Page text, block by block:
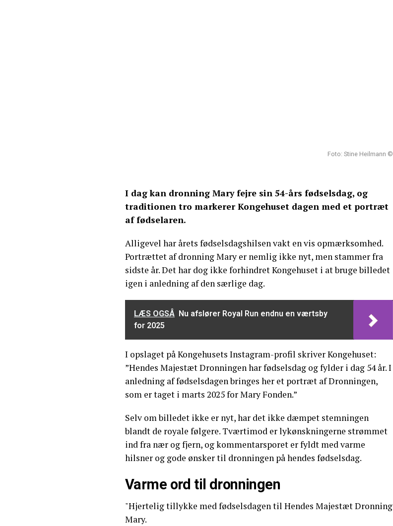
Foto: Stine Heilmann ©
I dag kan dronning Mary fejre sin 54-års fødselsdag, og
traditionen tro markerer Kongehuset dagen med et portræt
af fødselaren.
Alligevel har årets fødselsdagshilsen vakt en vis opmærksomhed.
Portrættet af dronning Mary er nemlig ikke nyt, men stammer fra
sidste år. Det har dog ikke forhindret Kongehuset i at bruge billedet
igen i anledning af den særlige dag.
LÆS OGSÅ Nu afslører Royal Run endnu en værtsby
for 2025
I opslaget på Kongehusets Instagram-profil skriver Kongehuset:
”Hendes Majestæt Dronningen har fødselsdag og fylder i dag 54 år. I
anledning af fødselsdagen bringes her et portræt af Dronningen,
som er taget i marts 2025 for Mary Fonden.”
Selv om billedet ikke er nyt, har det ikke dæmpet stemningen
blandt de royale følgere. Tværtimod er lykønskningerne strømmet
ind fra nær og fjern, og kommentarsporet er fyldt med varme
hilsner og gode ønsker til dronningen på hendes fødselsdag.
Varme ord til dronningen
"Hjertelig tillykke med fødselsdagen til Hendes Majestæt Dronning
Mary.